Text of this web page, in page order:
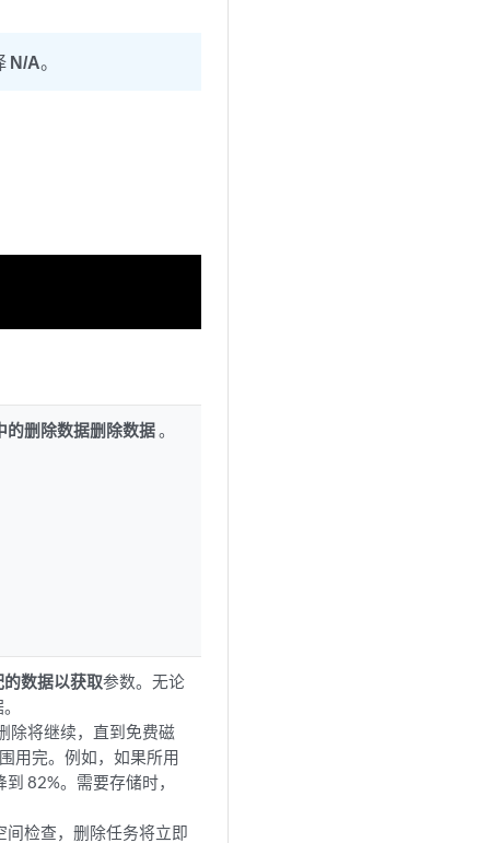
N/A。
的删除数据删除数据。
数据以获取参数。无论
除将继续，直到免费磁
用完。例如，如果所用
82%。需要存储时，
间检查，删除任务将立即